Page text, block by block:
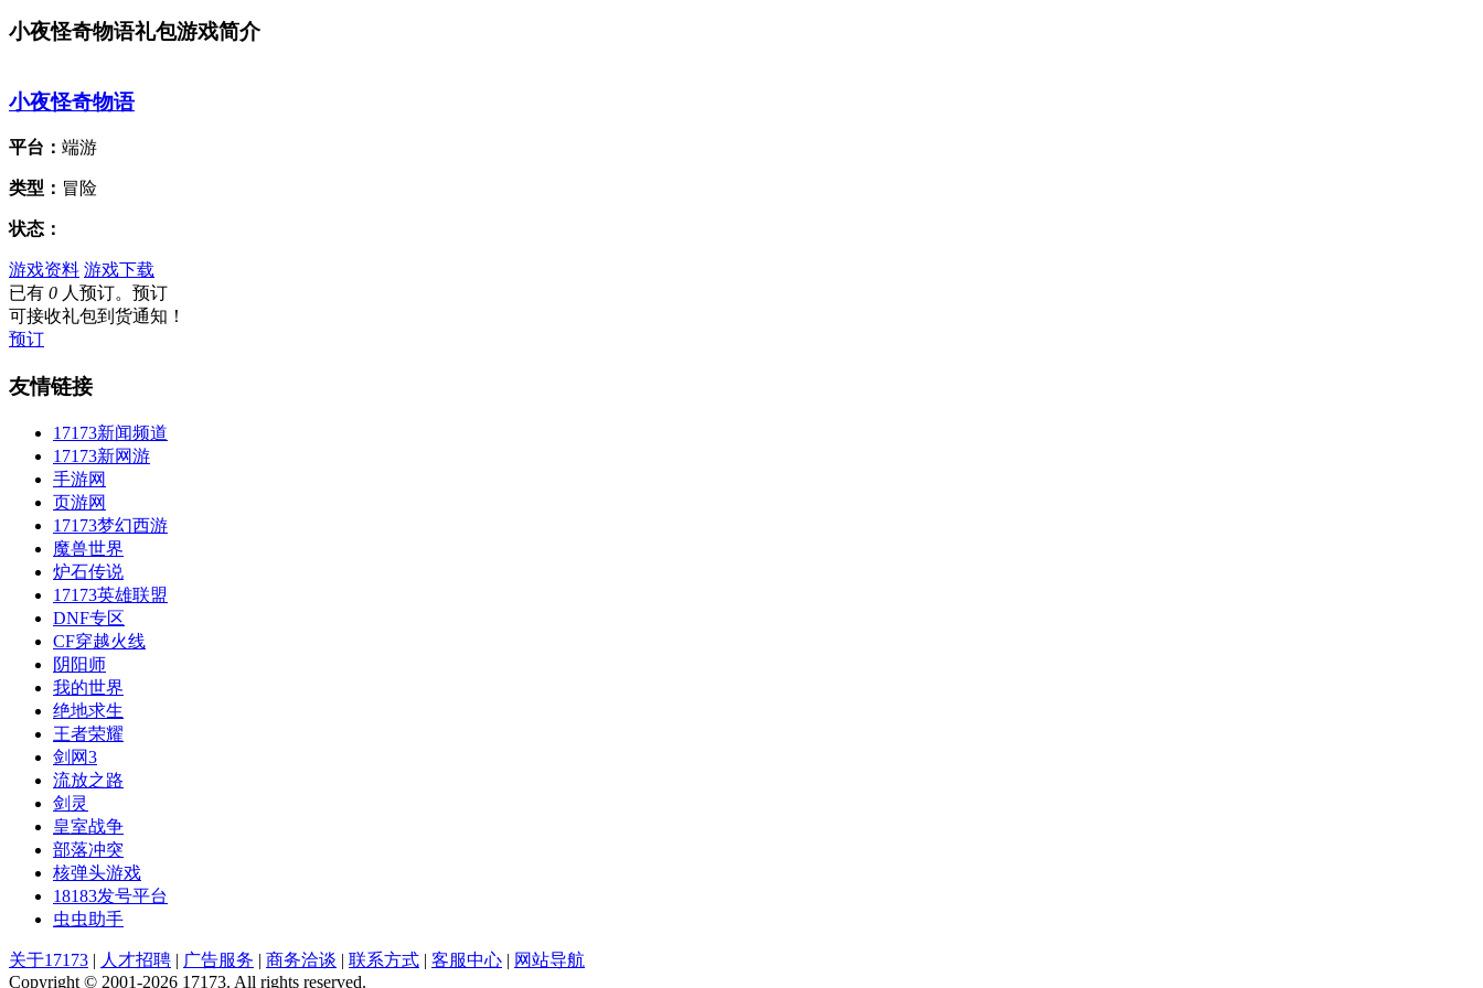
小夜怪奇物语礼包游戏简介
小夜怪奇物语
平台： 端游
类型： 冒险
状态：
游戏资料 游戏下载
已有 0 人预订。预订
可接收礼包到货通知！
预订
友情链接
17173新闻频道
17173新网游
手游网
页游网
17173梦幻西游
魔兽世界
炉石传说
17173英雄联盟
DNF专区
CF穿越火线
阴阳师
我的世界
绝地求生
王者荣耀
剑网3
流放之路
剑灵
皇室战争
部落冲突
核弹头游戏
18183发号平台
虫虫助手
关于17173 | 人才招聘 | 广告服务 | 商务洽谈 | 联系方式 | 客服中心 | 网站导航
Copyright © 2001-2026 17173. All rights reserved.